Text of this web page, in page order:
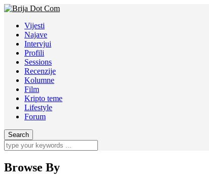
Vijesti
Najave
Intervjui
Profili
Sessions
Recenzije
Kolumne
Film
Kripto teme
Lifestyle
Forum
Browse By